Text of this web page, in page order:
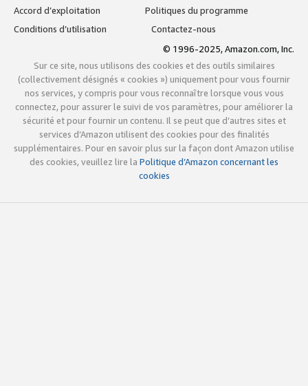
Accord d’exploitation
Politiques du programme
Conditions d’utilisation
Contactez-nous
© 1996-2025, Amazon.com, Inc.
Sur ce site, nous utilisons des cookies et des outils similaires
(collectivement désignés « cookies ») uniquement pour vous fournir
nos services, y compris pour vous reconnaître lorsque vous vous
connectez, pour assurer le suivi de vos paramètres, pour améliorer la
sécurité et pour fournir un contenu. Il se peut que d’autres sites et
services d’Amazon utilisent des cookies pour des finalités
supplémentaires. Pour en savoir plus sur la façon dont Amazon utilise
des cookies, veuillez lire la Politique d’Amazon concernant les
cookies